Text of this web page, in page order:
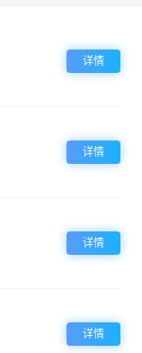
详情
详情
详情
详情